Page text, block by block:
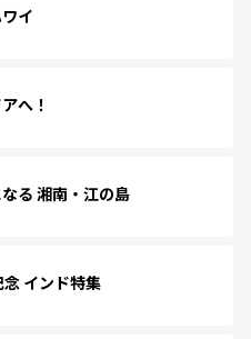
イ
へ！
る 湘南・江の島
インド特集